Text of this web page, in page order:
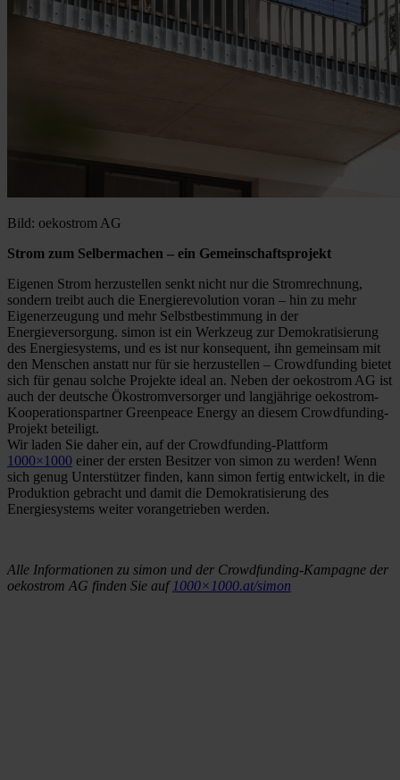
Bild: oekostrom AG
Strom zum Selbermachen – ein Gemeinschaftsprojekt
Eigenen Strom herzustellen senkt nicht nur die Stromrechnung,
sondern treibt auch die Energierevolution voran – hin zu mehr
Eigenerzeugung und mehr Selbstbestimmung in der
Energieversorgung. simon ist ein Werkzeug zur Demokratisierung
des Energiesystems, und es ist nur konsequent, ihn gemeinsam mit
den Menschen anstatt nur für sie herzustellen – Crowdfunding bietet
sich für genau solche Projekte ideal an. Neben der oekostrom AG ist
auch der deutsche Ökostromversorger und langjährige oekostrom-
Kooperationspartner Greenpeace Energy an diesem Crowdfunding-
Projekt beteiligt.
Wir laden Sie daher ein, auf der Crowdfunding-Plattform
1000×1000 einer der ersten Besitzer von simon zu werden! Wenn
sich genug Unterstützer finden, kann simon fertig entwickelt, in die
Produktion gebracht und damit die Demokratisierung des
Energiesystems weiter vorangetrieben werden.
Alle Informationen zu simon und der Crowdfunding-Kampagne der
oekostrom AG finden Sie auf 1000×1000.at/simon